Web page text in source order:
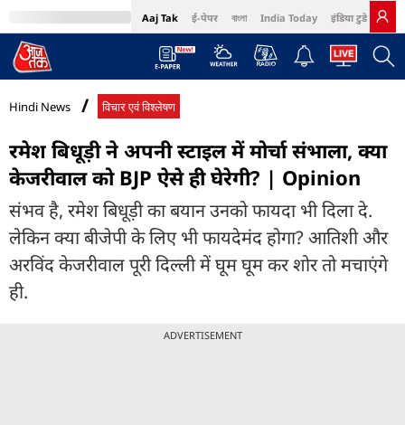
Aaj Tak ई-पेपर বাংলা India Today इंडिया टुडे हिंदी
MumbaiTak Cosmopolitan Harper's Bazaar Northeast
Hindi News विचार एवं विश्लेषण
रमेश बिधूड़ी ने अपनी स्टाइल में मोर्चा संभाला, क्या
केजरीवाल को BJP ऐसे ही घेरेगी? | Opinion
संभव है, रमेश बिधूड़ी का बयान उनको फायदा भी दिला दे.
लेकिन क्या बीजेपी के लिए भी फायदेमंद होगा? आतिशी और
अरविंद केजरीवाल पूरी दिल्ली में घूम घूम कर शोर तो मचाएंगे
ही.
ADVERTISEMENT